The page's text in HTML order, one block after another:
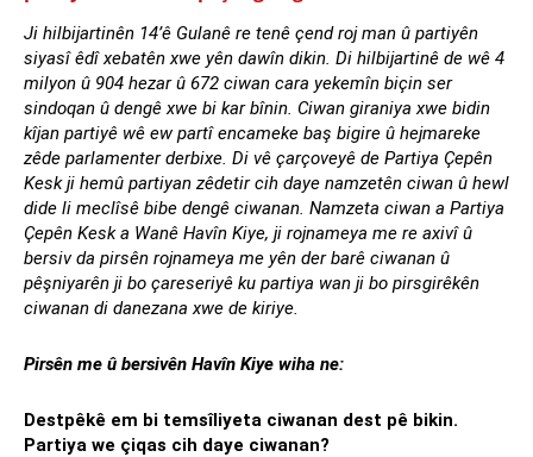
Ji hilbijartinên 14’ê Gulanê re tenê çend roj man û partiyên
siyasî êdî xebatên xwe yên dawîn dikin. Di hilbijartinê de wê 4
milyon û 904 hezar û 672 ciwan cara yekemîn biçin ser
sindoqan û dengê xwe bi kar bînin. Ciwan giraniya xwe bidin
kîjan partiyê wê ew partî encameke baş bigire û hejmareke
zêde parlamenter derbixe. Di vê çarçoveyê de Partiya Çepên
Kesk ji hemû partiyan zêdetir cih daye namzetên ciwan û hewl
dide li meclîsê bibe dengê ciwanan. Namzeta ciwan a Partiya
Çepên Kesk a Wanê Havîn Kiye, ji rojnameya me re axivî û
bersiv da pirsên rojnameya me yên der barê ciwanan û
pêşniyarên ji bo çareseriyê ku partiya wan ji bo pirsgirêkên
ciwanan di danezana xwe de kiriye.
Pirsên me û bersivên Havîn Kiye wiha ne:
Destpêkê em bi temsîliyeta ciwanan dest pê bikin.
Partiya we çiqas cih daye ciwanan?